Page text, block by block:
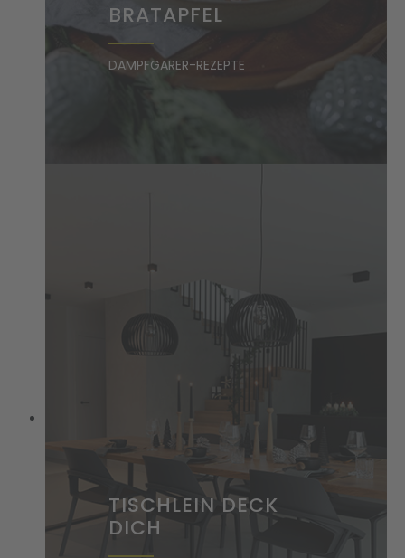
BRATAPFEL
DAMPFGARER-REZEPTE
TISCHLEIN DECK
DICH